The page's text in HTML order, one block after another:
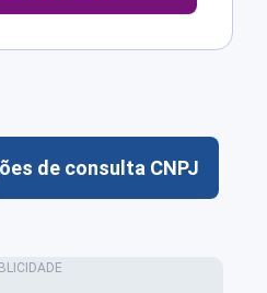
de consulta CNPJ